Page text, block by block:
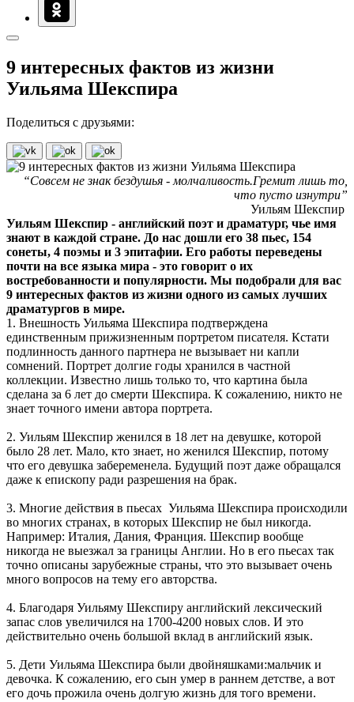
9 интересных фактов из жизни
Уильяма Шекспира
Поделиться с друзьями:
“Совсем не знак бездушья - молчаливость.Гремит лишь то,
что пусто изнутри”
Уильям Шекспир
Уильям Шекспир - английский поэт и драматург, чье имя
знают в каждой стране. До нас дошли его 38 пьес, 154
сонеты, 4 поэмы и 3 эпитафии. Его работы переведены
почти на все языка мира - это говорит о их
востребованности и популярности. Мы подобрали для вас
9 интересных фактов из жизни одного из самых лучших
драматургов в мире.
1. Внешность Уильяма Шекспира подтверждена
единственным прижизненным портретом писателя. Кстати
подлинность данного партнера не вызывает ни капли
сомнений. Портрет долгие годы хранился в частной
коллекции. Известно лишь только то, что картина была
сделана за 6 лет до смерти Шекспира. К сожалению, никто не
знает точного имени автора портрета.
2. Уильям Шекспир женился в 18 лет на девушке, которой
было 28 лет. Мало, кто знает, но женился Шекспир, потому
что его девушка забеременела. Будущий поэт даже обращался
даже к епископу ради разрешения на брак.
3. Многие действия в пьесах Уильяма Шекспира происходили
во многих странах, в которых Шекспир не был никогда.
Например: Италия, Дания, Франция. Шекспир вообще
никогда не выезжал за границы Англии. Но в его пьесах так
точно описаны зарубежные страны, что это вызывает очень
много вопросов на тему его авторства.
4. Благодаря Уильяму Шекспиру английский лексический
запас слов увеличился на 1700-4200 новых слов. И это
действительно очень большой вклад в английский язык.
5. Дети Уильяма Шекспира были двойняшками:мальчик и
девочка. К сожалению, его сын умер в раннем детстве, а вот
его дочь прожила очень долгую жизнь для того времени.